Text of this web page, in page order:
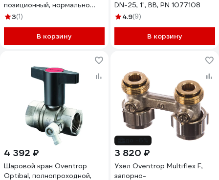
позиционный, нормально
закрытый, М30х1,5 1012415
3(1)
В корзину
DN-25, 1", ВВ, PN 1077108
4.9(9)
В корзину
4 392 ₽
Шаровой кран Oventrop
Optibal, полнопроходной,
3 820 ₽
Узел Oventrop Multiflex F,
запорно-